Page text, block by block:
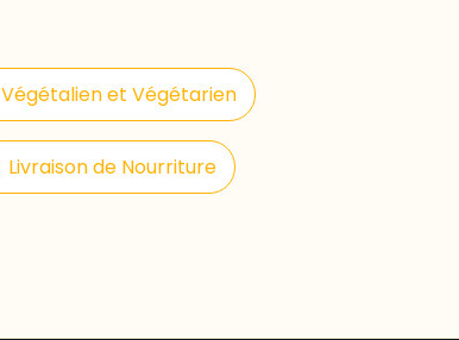
Végétalien et Végétarien
Livraison de Nourriture